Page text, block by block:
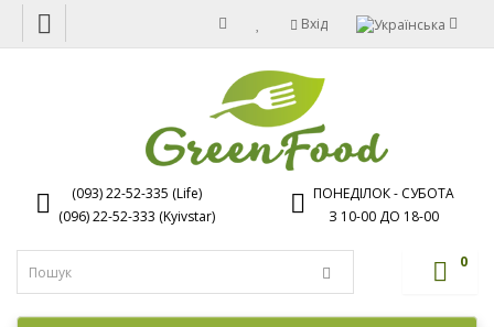
Вхід
(093) 22-52-335 (Life)
(096) 22-52-333 (Kyivstar)
ПОНЕДІЛОК - СУБОТА
З 10-00 ДО 18-00
0